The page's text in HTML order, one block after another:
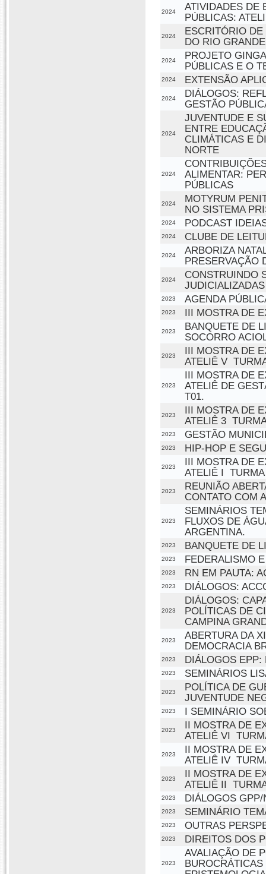
2024
ATIVIDADES DE
PÚBLICAS:
2024
ESCRITÓRIO
DO RIO
2024
PROJETO
PÚBLICAS E O
2024 EXTENSÃO
2024
DIÁLOGOS:
GESTÃO
2024
JUVENTUDE E
ENTRE
CLIMÁTICAS E
NORTE
2024
ALIMENTAR:
PÚBLICAS
2024
MOTYRUM
NO SISTEMA
2024 PODCAST
2024 CLUBE DE
2024
ARBORIZA
PRESERVAÇÃO
2024
CONSTRUINDO
JUDICIALIZADAS
2023 AGENDA
2023 III MOSTRA DE
2023
BANQUETE DE
SOCORRO
2023
III MOSTRA DE
ATELIÊ V 
2023
III MOSTRA DE
ATELIÊ DE
T01.
2023
III MOSTRA DE
ATELIÊ 3 
2023 GESTÃO
2023 HIP-HOP E
2023
III MOSTRA DE
ATELIÊ I 
2023
REUNIÃO
CONTATO COM
2023
SEMINÁRIOS
FLUXOS DE
ARGENTINA.
2023 BANQUETE DE
2023 FEDERALISMO
2023 RN EM PAUTA:
2023 DIÁLOGOS:
2023
DIÁLOGOS:
POLÍTICAS DE
CAMPINA
2023
ABERTURA DA
DEMOCRACIA
2023 DIÁLOGOS EPP:
2023 SEMINÁRIOS
2023
POLÍTICA DE
JUVENTUDE
2023 I SEMINÁRIO
2023
II MOSTRA DE
ATELIÊ VI 
2023
II MOSTRA DE
ATELIÊ IV 
2023
II MOSTRA DE
ATELIÊ II 
2023 DIÁLOGOS
2023 SEMINÁRIO
2023 OUTRAS
2023 DIREITOS DOS
2023
AVALIAÇÃO DE